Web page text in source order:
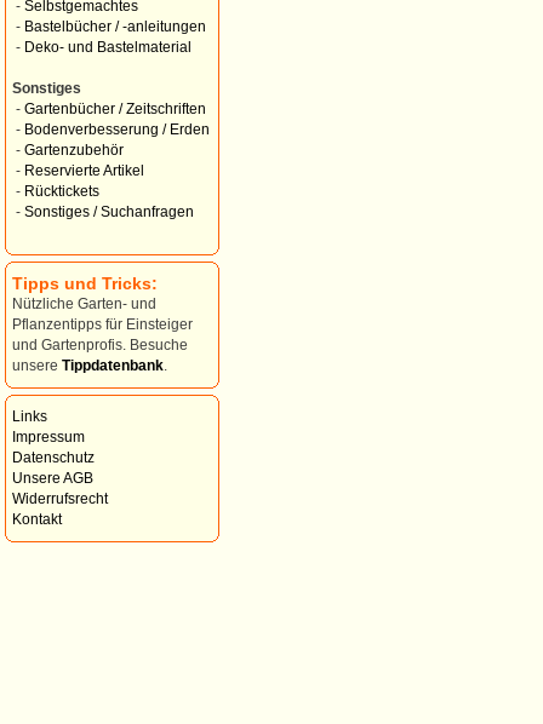
- Selbstgemachtes
- Bastelbücher / -anleitungen
- Deko- und Bastelmaterial
Sonstiges
- Gartenbücher / Zeitschriften
- Bodenverbesserung / Erden
- Gartenzubehör
- Reservierte Artikel
- Rücktickets
- Sonstiges / Suchanfragen
Tipps und Tricks:
Nützliche Garten- und
Pflanzentipps für Einsteiger
und Gartenprofis. Besuche
unsere Tippdatenbank
Links
Impressum
Datenschutz
Unsere AGB
Widerrufsrecht
Kontakt